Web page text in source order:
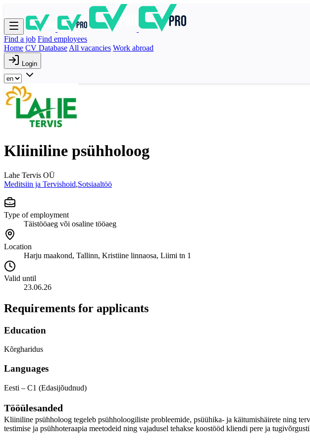
Find a job Find employees
Home CV Database All vacancies Work abroad
Login
Kliiniline psühholoog
Lahe Tervis OÜ
Meditsiin ja Tervishoid,Sotsiaaltöö
Type of employment
Täistööaeg või osaline tööaeg
Location
Harju maakond, Tallinn, Kristiine linnaosa, Liimi tn 1
Valid until
23.06.26
Requirements for applicants
Education
Kõrgharidus
Languages
Eesti – C1 (Edasijõudnud)
Tööülesanded
Kliiniline psühholoog tegeleb psühholoogiliste probleemide, psüühika- ja käitumishäirete ning
testimise ja psühhoteraapia meetodeid ning vajadusel tehakse koostööd kliendi pere ja